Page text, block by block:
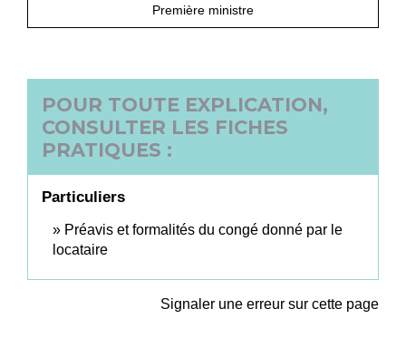
Première ministre
POUR TOUTE EXPLICATION,
CONSULTER LES FICHES
PRATIQUES :
Particuliers
Préavis et formalités du congé donné par le
locataire
Signaler une erreur sur cette page